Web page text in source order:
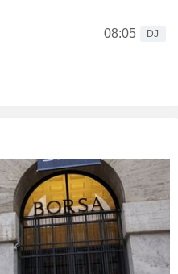
08:05
DJ